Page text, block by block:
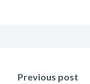
wpisu
Previous post